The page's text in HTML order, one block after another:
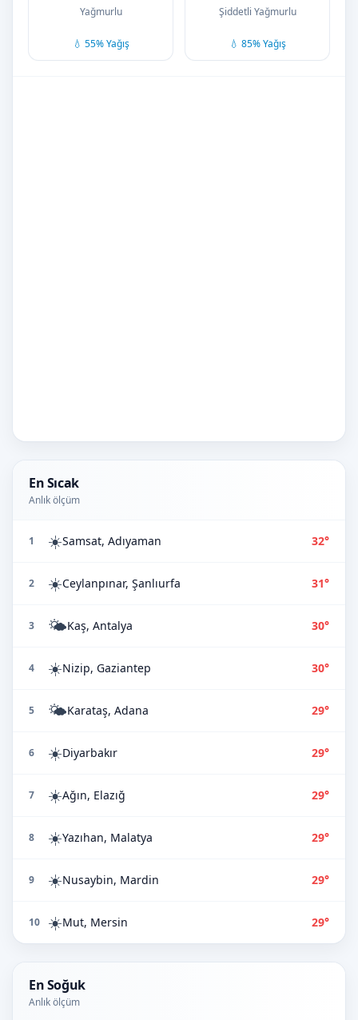
Yağmurlu
💧 55% Yağış
Şiddetli Yağmurlu
💧 85% Yağış
En Sıcak
Anlık ölçüm
1 ☀️Samsat, Adıyaman 32°
2 ☀️Ceylanpınar, Şanlıurfa 31°
3 🌤️Kaş, Antalya 30°
4 ☀️Nizip, Gaziantep 30°
5 🌤️Karataş, Adana 29°
6 ☀️Diyarbakır 29°
7 ☀️Ağın, Elazığ 29°
8 ☀️Yazıhan, Malatya 29°
9 ☀️Nusaybin, Mardin 29°
10 ☀️Mut, Mersin 29°
En Soğuk
Anlık ölçüm